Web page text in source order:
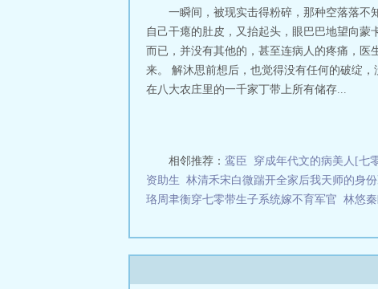
捡到红发断臂开始
海贼从捡
捡到红发断臂开始番
网海贼从捡到红发
笔趣阁手机版海贼
到红发断臂开始 最新
人在东海，刚被
重要物品，即可获
极！》《鹰眼，我
坑】海贼：从捡到红
一瞬间，被现实击得粉碎，那种空落落不
自己干瘪的肚皮，又抬起头，眼巴巴地望向
而已，并没有其他的，甚至连病人的疼痛，
来。 解沐思前想后，也觉得没有任何的破绽
在八大农庄里的一千家丁带上所有储存...
相邻推荐： 鸾臣 穿成年代文的病美人[七
资助生 林清禾宋白微踹开全家后我天师的身
珞周聿衡穿七零带生子系统嫁不育军官 林悠